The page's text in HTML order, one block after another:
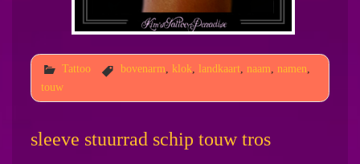
Tattoo bovenarm, klok, landkaart, naam, namen,
touw
sleeve stuurrad schip touw tros